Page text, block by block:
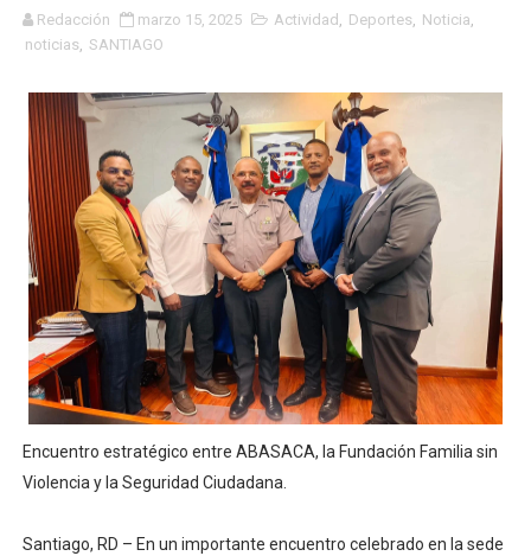
Redacción marzo 15, 2025 Actividad , Deportes, Noticia,
noticias, SANTIAGO
Encuentro estratégico entre ABASACA, la Fundación Familia sin
Violencia y la Seguridad Ciudadana.
Santiago, RD – En un importante encuentro celebrado en la sede